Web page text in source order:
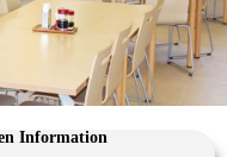
Information